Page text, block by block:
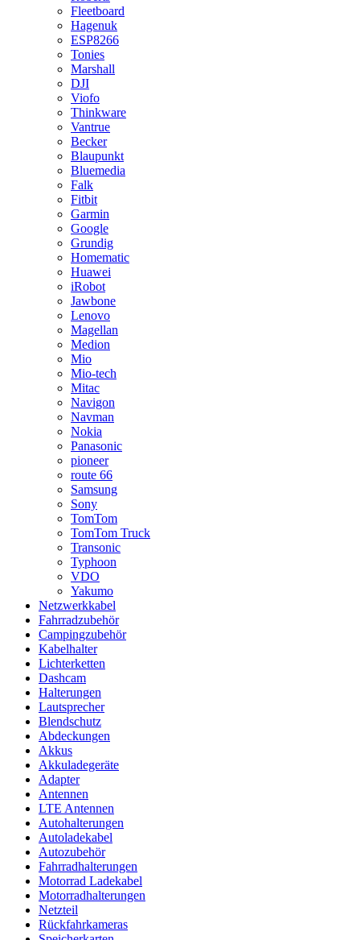
Fleetboard
Hagenuk
ESP8266
Tonies
Marshall
DJI
Viofo
Thinkware
Vantrue
Becker
Blaupunkt
Bluemedia
Falk
Fitbit
Garmin
Google
Grundig
Homematic
Huawei
iRobot
Jawbone
Lenovo
Magellan
Medion
Mio
Mio-tech
Mitac
Navigon
Navman
Nokia
Panasonic
pioneer
route 66
Samsung
Sony
TomTom
TomTom Truck
Transonic
Typhoon
VDO
Yakumo
Netzwerkkabel
Fahrradzubehör
Campingzubehör
Kabelhalter
Lichterketten
Dashcam
Halterungen
Lautsprecher
Blendschutz
Abdeckungen
Akkus
Akkuladegeräte
Adapter
Antennen
LTE Antennen
Autohalterungen
Autoladekabel
Autozubehör
Fahrradhalterungen
Motorrad Ladekabel
Motorradhalterungen
Netzteil
Rückfahrkameras